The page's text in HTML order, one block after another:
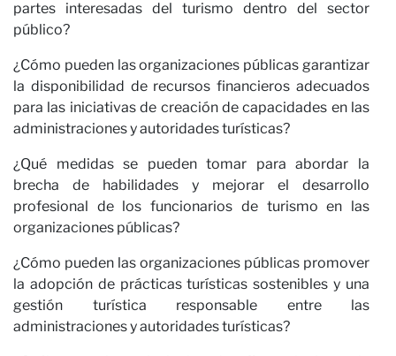
partes interesadas del turismo dentro del sector
público?
¿Cómo pueden las organizaciones públicas garantizar
la disponibilidad de recursos financieros adecuados
para las iniciativas de creación de capacidades en las
administraciones y autoridades turísticas?
¿Qué medidas se pueden tomar para abordar la
brecha de habilidades y mejorar el desarrollo
profesional de los funcionarios de turismo en las
organizaciones públicas?
¿Cómo pueden las organizaciones públicas promover
la adopción de prácticas turísticas sostenibles y una
gestión turística responsable entre las
administraciones y autoridades turísticas?